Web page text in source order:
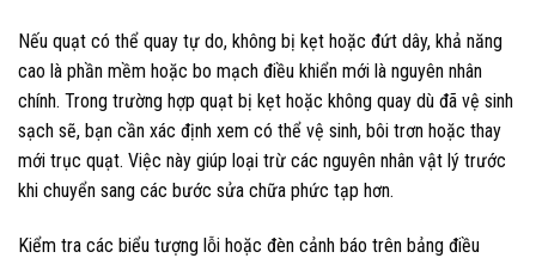
Nếu quạt có thể quay tự do, không bị kẹt hoặc đứt dây, khả năng
cao là phần mềm hoặc bo mạch điều khiển mới là nguyên nhân
chính. Trong trường hợp quạt bị kẹt hoặc không quay dù đã vệ sinh
sạch sẽ, bạn cần xác định xem có thể vệ sinh, bôi trơn hoặc thay
mới trục quạt. Việc này giúp loại trừ các nguyên nhân vật lý trước
khi chuyển sang các bước sửa chữa phức tạp hơn.
Kiểm tra các biểu tượng lỗi hoặc đèn cảnh báo trên bảng điều